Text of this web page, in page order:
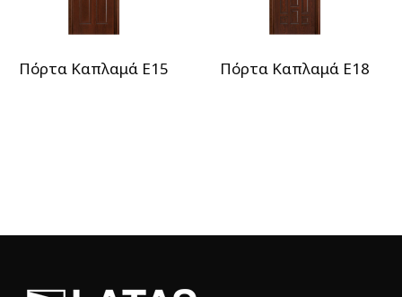
Πόρτα Καπλαμά E15 Πόρτα Καπλαμά E18